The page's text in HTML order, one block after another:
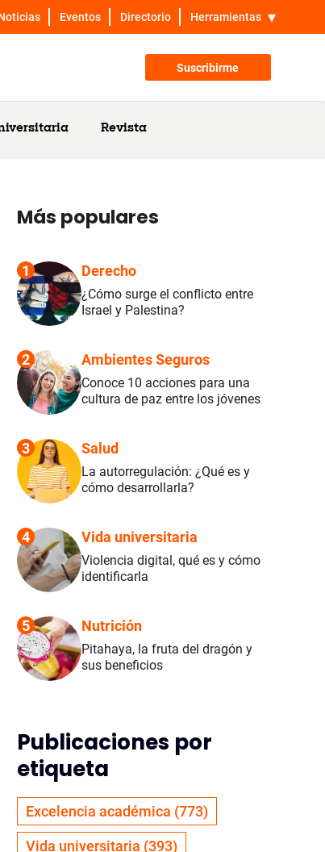
Eventos Directorio Herramientas
Suscribirme
Revista
Más populares
1 Derecho
¿Cómo surge el conflicto entre
Israel y Palestina?
2 Ambientes Seguros
Conoce 10 acciones para una
cultura de paz entre los jóvenes
3 Salud
La autorregulación: ¿Qué es y
cómo desarrollarla?
4 Vida universitaria
Violencia digital, qué es y cómo
identificarla
5 Nutrición
Pitahaya, la fruta del dragón y
sus beneficios
Publicaciones por
etiqueta
Excelencia académica (773)
Vida universitaria (393)